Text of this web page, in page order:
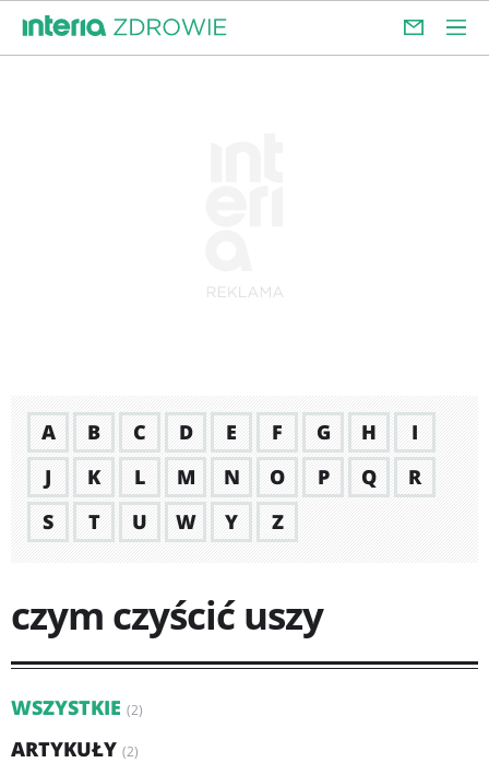
A B C D E F G H
I
J
K L M N O P Q
R
S
T U W Y Z
czym czyścić uszy
WSZYSTKIE (2)
ARTYKUŁY (2)